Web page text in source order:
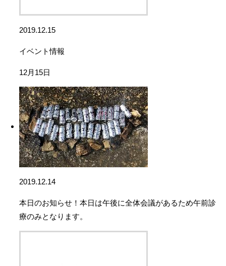
2019.12.15
イベント情報
12月15日
2019.12.14
本日のお知らせ！本日は午後に全体会議があるため午前診
療のみとなります。